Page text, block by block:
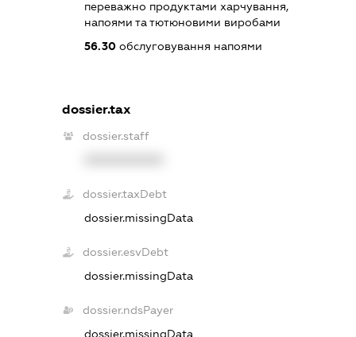
переважно продуктами харчування,
напоями та тютюновими виробами
56.30обслуговування напоями
dossier.tax
dossier.staff
dossier.taxDebt
dossier.missingData
dossier.esvDebt
dossier.missingData
dossier.ndsPayer
dossier.missingData